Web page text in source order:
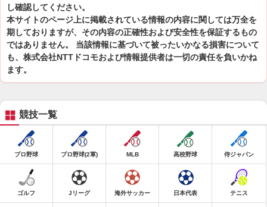
し確認してください。
本サイトのページ上に掲載されている情報の内容に関しては万全を
期しておりますが、その内容の正確性および安全性を保証するもの
ではありません。 当該情報に基づいて被ったいかなる損害について
も、株式会社NTTドコモおよび情報提供者は一切の責任を負いかね
ます。
競技一覧
プロ野球 プロ野球(2軍) MLB 高校野球 侍ジャパン
ゴルフ Jリーグ 海外サッカー 日本代表 テニス